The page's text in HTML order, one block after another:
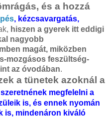
és a hozzá
, kézcsavargatás,
hiszen a gyerek itt eddigi
nagyobb
magát, miközben
mozgásos feszültség-
az óvodában.
a tünetek azoknál a
megfelelni a
is, és ennek nyomán
is, mindenáron kiváló